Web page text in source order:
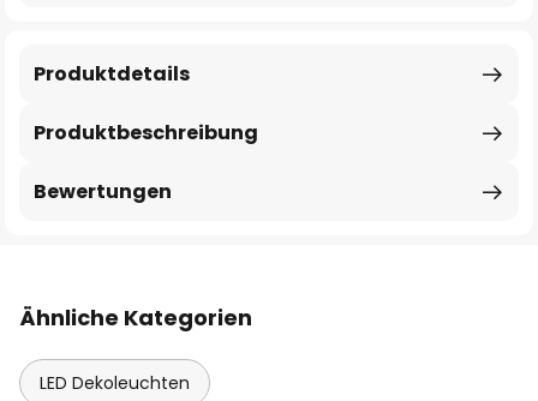
Produktbeschreibung
Produktdetails
Bewertungen
Ähnliche Kategorien
LED Dekoleuchten